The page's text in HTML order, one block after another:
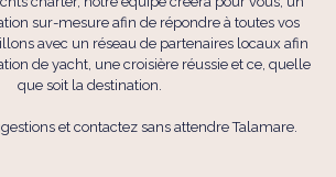
sur-mesure afin de répondre à toutes vos
avec un réseau de partenaires locaux afin
de yacht, une croisière réussie et ce, quelle
que soit la destination.
et contactez sans attendre Talamare.